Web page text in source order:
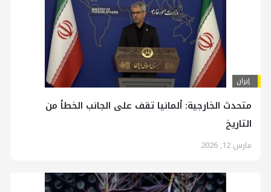
إيران
متحدث الخارجية: ألمانيا تقف علی الجانب الخطأ من
التاريخ
مارس 12, 2026